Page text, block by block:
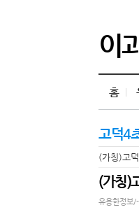
이
홈
고덕4
(가칭)고
(가칭)
유용한정보